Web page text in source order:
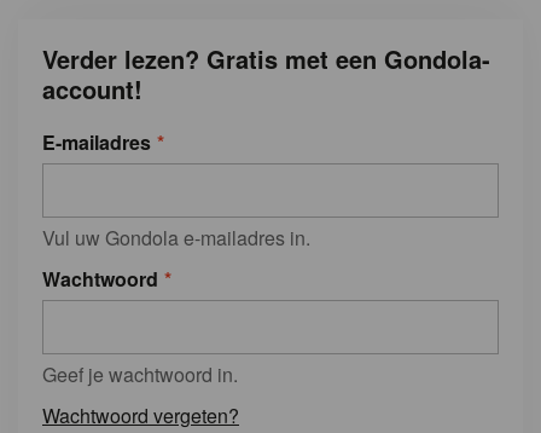
Verder lezen? Gratis met een Gondola-
account!
E-mailadres
Vul uw Gondola e-mailadres in.
Wachtwoord
Geef je wachtwoord in.
Wachtwoord vergeten?